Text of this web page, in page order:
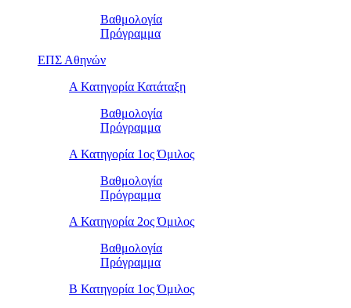
Βαθμολογία
Πρόγραμμα
ΕΠΣ Αθηνών
Α Κατηγορία Κατάταξη
Βαθμολογία
Πρόγραμμα
Α Κατηγορία 1ος Όμιλος
Βαθμολογία
Πρόγραμμα
Α Κατηγορία 2ος Όμιλος
Βαθμολογία
Πρόγραμμα
Β Κατηγορία 1ος Όμιλος